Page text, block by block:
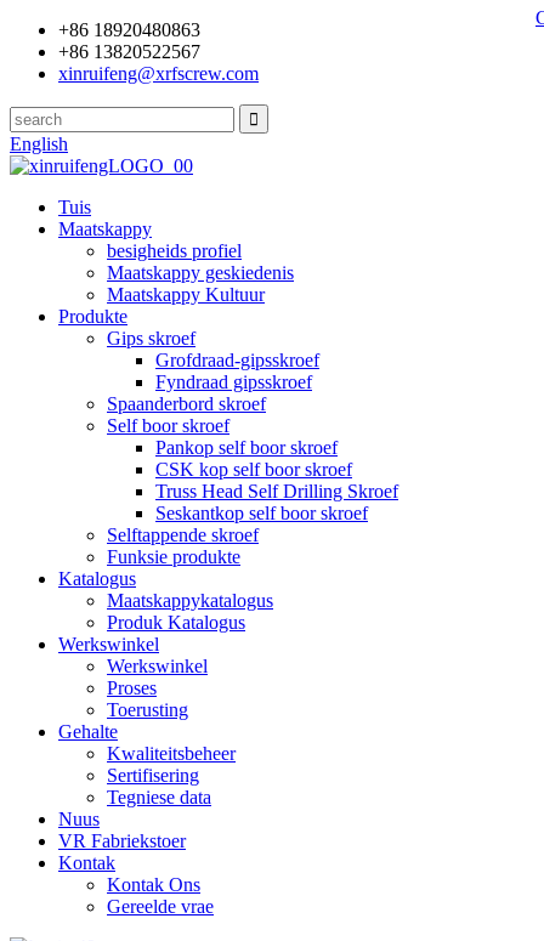
+86 18920480863
+86 13820522567
xinruifeng@xrfscrew.com
English
Tuis
Maatskappy
besigheids profiel
Maatskappy geskiedenis
Maatskappy Kultuur
Produkte
Gips skroef
Grofdraad-gipsskroef
Fyndraad gipsskroef
Spaanderbord skroef
Self boor skroef
Pankop self boor skroef
CSK kop self boor skroef
Truss Head Self Drilling Skroef
Seskantkop self boor skroef
Selftappende skroef
Funksie produkte
Katalogus
Maatskappykatalogus
Produk Katalogus
Werkswinkel
Werkswinkel
Proses
Toerusting
Gehalte
Kwaliteitsbeheer
Sertifisering
Tegniese data
Nuus
VR Fabriekstoer
Kontak
Kontak Ons
Gereelde vrae